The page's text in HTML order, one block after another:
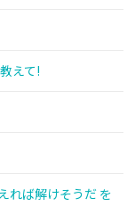
えて!
れば解けそうだ を